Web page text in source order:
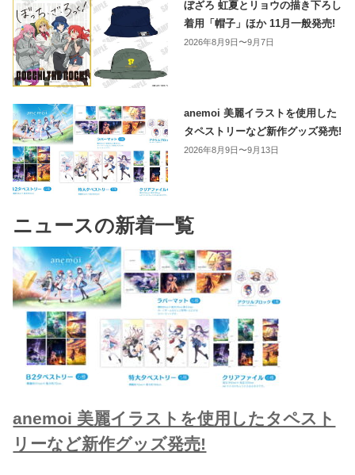
ぼざろ 虹夏とリョウの描き下ろし
着用「帽子」ほか 11月一般発売!
2026年8月9日〜9月7日
anemoi 美麗イラストを使用した
タペストリーなど新作グッズ発売!
2026年8月9日〜9月13日
ニュースの新着一覧
anemoi 美麗イラストを使用したタペスト
リーなど新作グッズ発売!